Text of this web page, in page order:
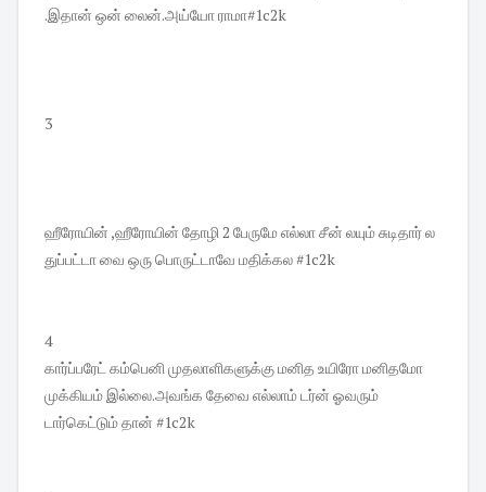
.இதான் ஒன் லைன்.அய்யோ ராமா#1c2k
3
ஹீரோயின் ,ஹீரோயின் தோழி 2 பேருமே எல்லா சீன் லயும் சுடிதார் ல
துப்பட்டா வை ஒரு பொருட்டாவே மதிக்கல #1c2k
4
கார்ப்பரேட் கம்பெனி முதலாளிகளுக்கு மனித உயிரோ மனிதமோ
முக்கியம் இல்லை.அவங்க தேவை எல்லாம் டர்ன் ஓவரும்
டார்கெட்டும் தான் #1c2k